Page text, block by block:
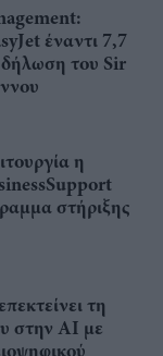
έναντι 7,7
του Sir
η
στήριξης
τη
στην ΑΙ με